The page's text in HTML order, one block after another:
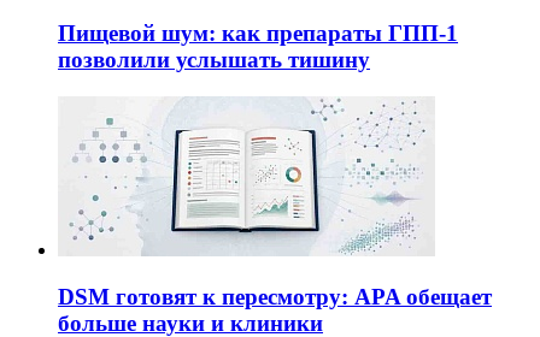
Пищевой шум: как препараты ГПП-1
позволили услышать тишину
DSM готовят к пересмотру: APA обещает
больше науки и клиники